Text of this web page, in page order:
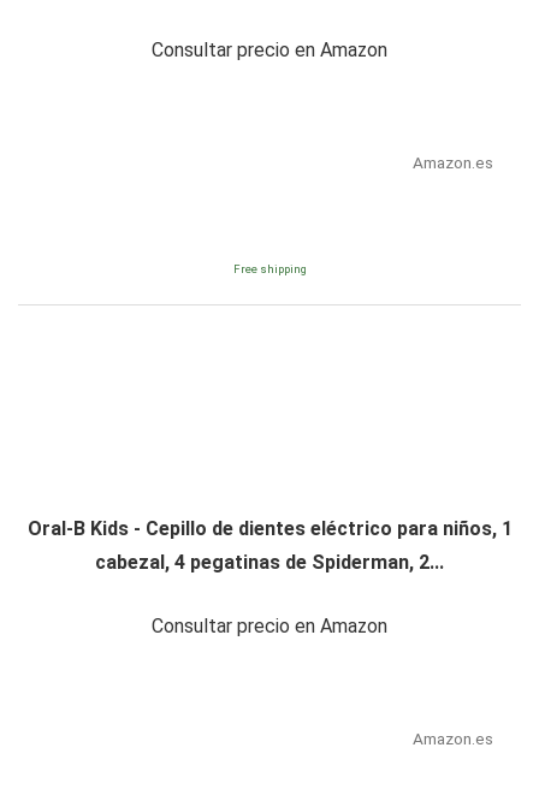
Consultar precio en Amazon
Amazon.es
Free shipping
Oral-B Kids - Cepillo de dientes eléctrico para niños, 1
cabezal, 4 pegatinas de Spiderman, 2...
Consultar precio en Amazon
Amazon.es